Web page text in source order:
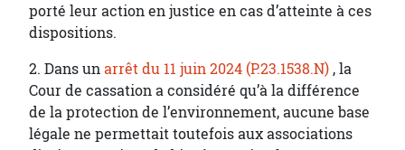
porté leur action en justice en cas d’atteinte à ces
dispositions.
2. Dans unarrêt du 11 juin 2024 (P.23.1538.N), la
Cour de cassation a considéré qu’à la différence
de la protection de l’environnement, aucune base
légale ne permettait toutefois aux associations